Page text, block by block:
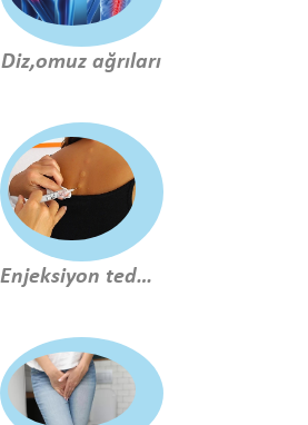
Diz,omuz ağrıları
Enjeksiyon tedavisi